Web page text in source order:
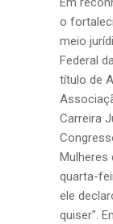
o
meio
Federal
título de
Carreira
Mulheres
quarta-
ele
quiser".